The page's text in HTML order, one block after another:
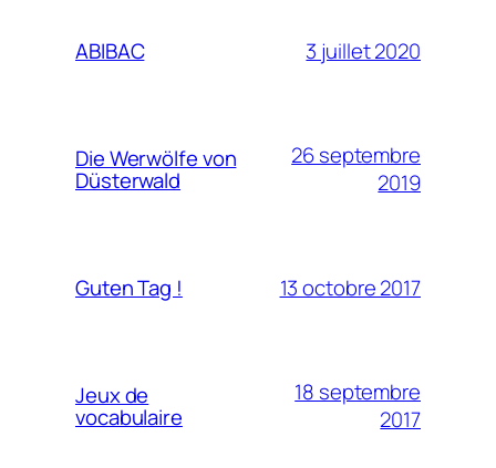
ABIBAC 3 juillet 2020
Die Werwölfe von
Düsterwald
26 septembre
2019
Guten Tag ! 13 octobre 2017
Jeux de
vocabulaire
18 septembre
2017